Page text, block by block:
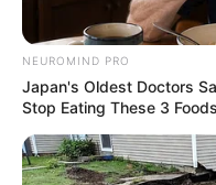
tartaruguinha feita
lucas eduardo
amei todas as
ainda mais e da
NEUROMIND PRO
Japan's Oldest Doctors
Stop Eating These 3 Foods